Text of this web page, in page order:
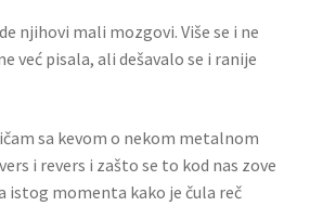
njihovi mali mozgovi. Više se i ne
već pisala, ali dešavalo se i ranije
sa kevom o nekom metalnom
i revers i zašto se to kod nas zove
istog momenta kako je čula reč